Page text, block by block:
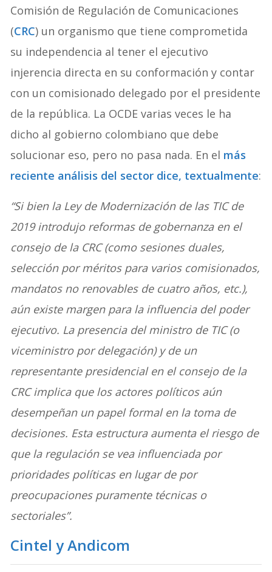
Comisión de Regulación de Comunicaciones
(CRC) un organismo que tiene comprometida
su independencia al tener el ejecutivo
injerencia directa en su conformación y contar
con un comisionado delegado por el presidente
de la república. La OCDE varias veces le ha
dicho al gobierno colombiano que debe
solucionar eso, pero no pasa nada. En el más
reciente análisis del sector dice, textualmente:
“Si bien la Ley de Modernización de las TIC de
2019 introdujo reformas de gobernanza en el
consejo de la CRC (como sesiones duales,
selección por méritos para varios comisionados,
mandatos no renovables de cuatro años, etc.),
aún existe margen para la influencia del poder
ejecutivo. La presencia del ministro de TIC (o
viceministro por delegación) y de un
representante presidencial en el consejo de la
CRC implica que los actores políticos aún
desempeñan un papel formal en la toma de
decisiones. Esta estructura aumenta el riesgo de
que la regulación se vea influenciada por
prioridades políticas en lugar de por
preocupaciones puramente técnicas o
sectoriales”.
Cintel y Andicom